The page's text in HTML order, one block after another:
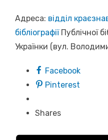
Адреса: відділ
бібліографіїПублічної
Українки (вул.
Facebook
Pinterest
Shares